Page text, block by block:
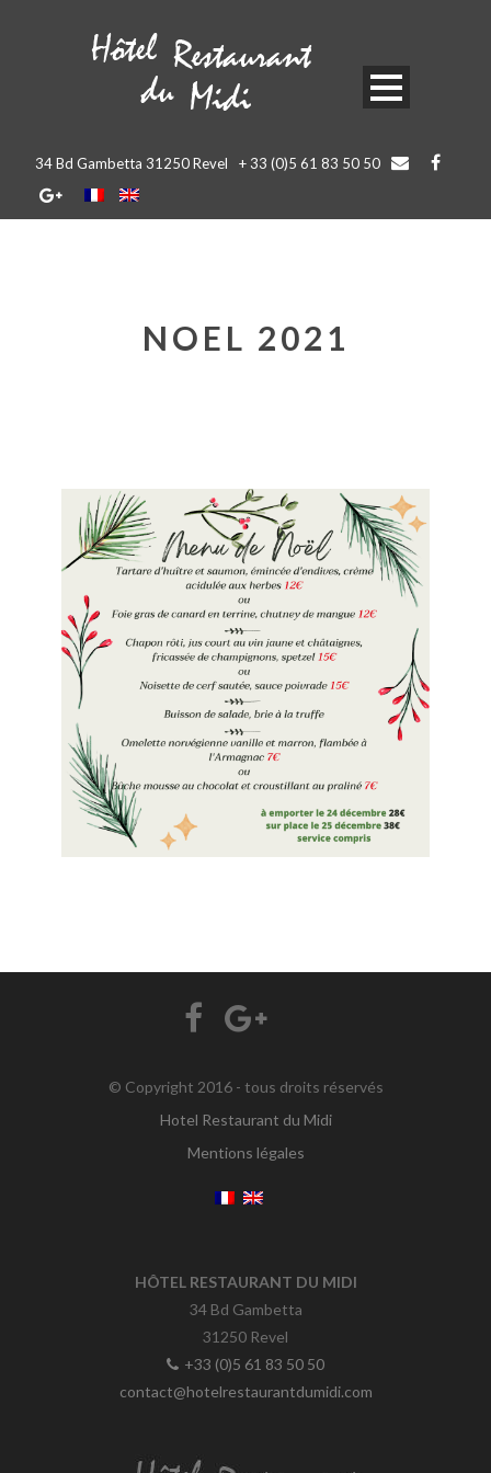
34 Bd Gambetta 31250 Revel + 33 (0)5 61 83 50 50
NOEL 2021
© Copyright 2016 - tous droits réservés
Hotel Restaurant du Midi
Mentions légales
HÔTEL RESTAURANT DU MIDI
34 Bd Gambetta
31250 Revel
+33 (0)5 61 83 50 50
contact@hotelrestaurantdumidi.com